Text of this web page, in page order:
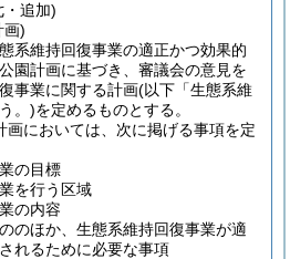
・追加)
画)
系維持回復事業の適正かつ効果的
園計画に基づき、審議会の意見を
事業に関する計画(以下「生態系維
。)を定めるものとする。
画においては、次に掲げる事項を定
の目標
を行う区域
の内容
のほか、生態系維持回復事業が適
れるために必要な事項